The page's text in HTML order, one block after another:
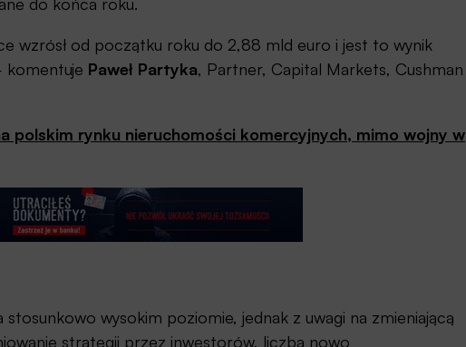
wzrósł od początku roku do 2,88 mld euro i jest to wynik
komentuje Paweł Partyka, Partner, Capital Markets, Cushman
polskim rynku nieruchomości komercyjnych, mimo wojny w
wysokim poziomie, jednak z uwagi na zmieniającą
strategii przez inwestorów, liczba nowo